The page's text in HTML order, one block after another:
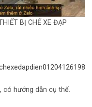
BỊ CHẾ XE ĐẠP
có hướng dẫn cụ thể.